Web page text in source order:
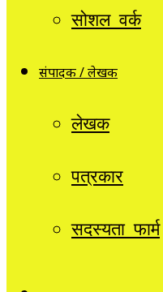
सोशल वर्क
संपादक / लेखक
लेखक
पत्रकार
सदस्यता फार्म